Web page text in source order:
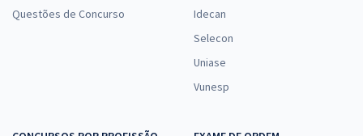
Questões de Concurso
Idecan
Selecon
Uniase
Vunesp